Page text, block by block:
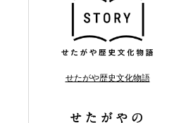
せたがや歴史文化物語